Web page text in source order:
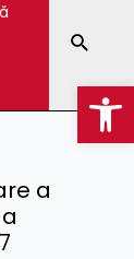
a